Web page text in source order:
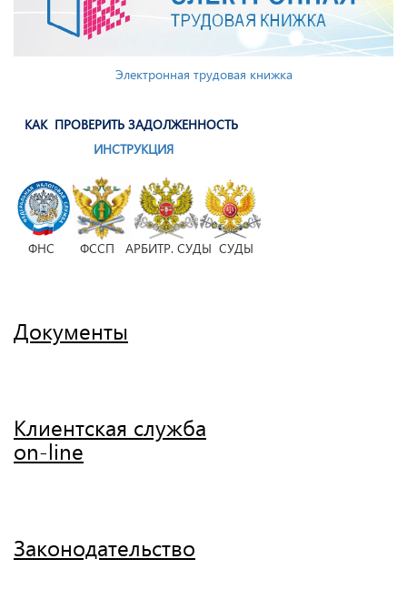
Электронная трудовая книжка
КАК ПРОВЕРИТЬ ЗАДОЛЖЕННОСТЬ
ИНСТРУКЦИЯ
ФНС ФССП АРБИТР. СУДЫ СУДЫ
Документы
Клиентская служба
on-line
Законодательство